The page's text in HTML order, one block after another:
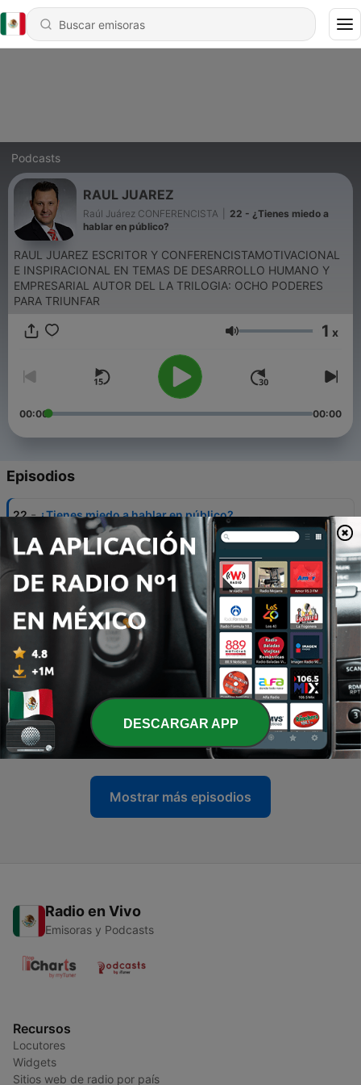
Podcasts
RAUL JUAREZ
Raúl Juárez CONFERENCISTA
22 - ¿Tienes miedo a
hablar en público?
RAUL JUAREZ ESCRITOR Y CONFERENCISTAMOTIVACIONAL
E INSPIRACIONAL EN TEMAS DE DESARROLLO HUMANO Y
EMPRESARIAL AUTOR DEL LA TRILOGIA: OCHO PODERES
PARA TRIUNFAR
Volumen 1 x
00:00 00:00
Episodios
22 - ¿Tienes miedo a hablar en público?
17 jul. 2020
21 MOTIVACIÓN Y REFLEXIÓN INSPIRACIONAL
22 jun. 2020
20 - VENTAS MODERNAS
19 - Exito
03 mayo 2020
18 - ¿Que hacer cuando un amigo te traiciona?
23 abr. 2020
Mostrar más episodios
Radio en Vivo
Emisoras y Podcasts
Recursos
Locutores
Widgets
Sitios web de radio por país
DESCARGAR APP